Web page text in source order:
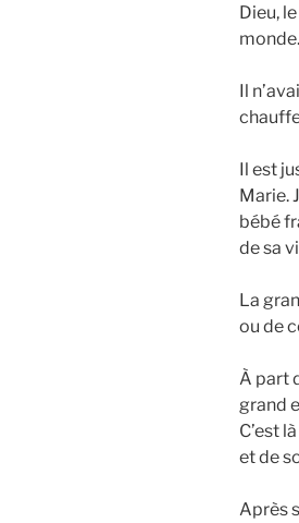
Dieu,
monde.
Il
Il est
Marie.
bébé
de sa
La
ou de
À part
grand
C’est
et de
Après